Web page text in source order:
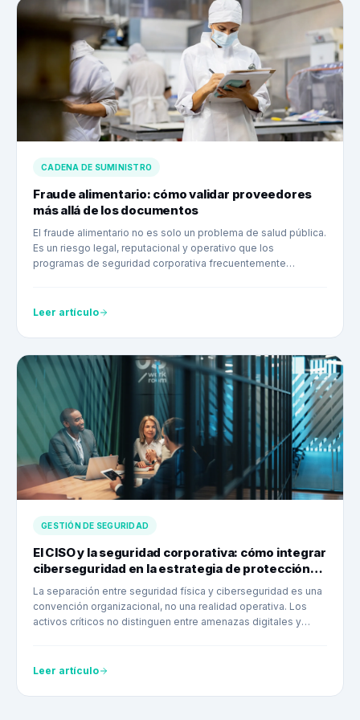
CADENA DE SUMINISTRO
Fraude alimentario: cómo validar proveedores
más allá de los documentos
El fraude alimentario no es solo un problema de salud pública.
Es un riesgo legal, reputacional y operativo que los
programas de seguridad corporativa frecuentemente
Leer artículo
GESTIÓN DE SEGURIDAD
El CISO y la seguridad corporativa: cómo integrar
ciberseguridad en la estrategia de protección
de activos
La separación entre seguridad física y ciberseguridad es una
convención organizacional, no una realidad operativa. Los
activos críticos no distinguen entre amenazas digitales y
Leer artículo